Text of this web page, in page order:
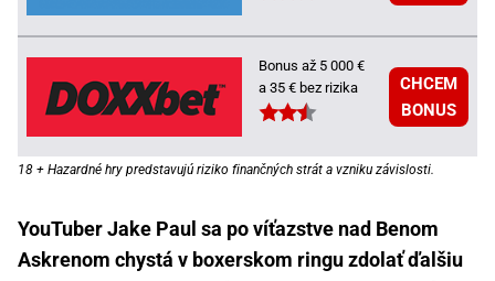
Bonus až 5 000 €
a 35 € bez rizika
CHCEM
BONUS
18 + Hazardné hry predstavujú riziko finančných strát a vzniku závislosti.
YouTuber Jake Paul sa po víťazstve nad Benom
Askrenom chystá v boxerskom ringu zdolať ďalšiu